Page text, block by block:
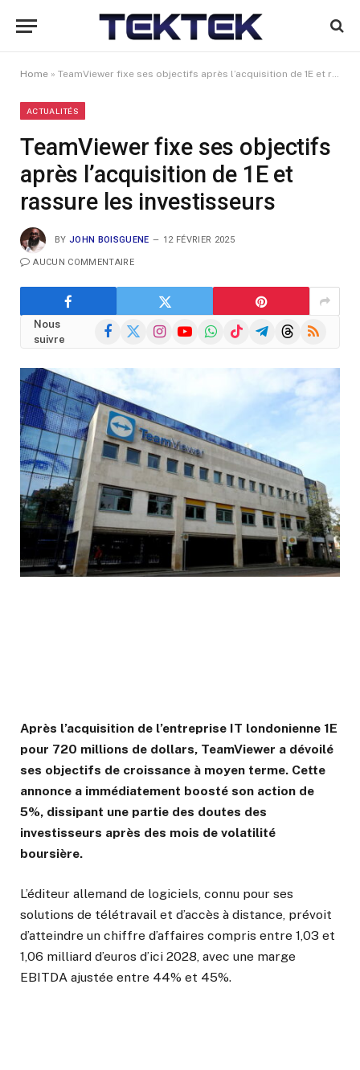
Home » TeamViewer fixe ses objectifs après l’acquisition de 1E et rassure les investisseurs
ACTUALITÉS
TeamViewer fixe ses objectifs
après l’acquisition de 1E et
rassure les investisseurs
BY JOHN BOISGUENE 12 FÉVRIER 2025
AUCUN COMMENTAIRE
Nous
suivre
Facebook
X
InstagramYouTubeWhatsAppTikTokTelegramThreads
RSS
Après l’acquisition de l’entreprise IT londonienne 1E
pour 720 millions de dollars, TeamViewer a dévoilé
ses objectifs de croissance à moyen terme. Cette
annonce a immédiatement boosté son action de
5%, dissipant une partie des doutes des
investisseurs après des mois de volatilité
boursière.
L’éditeur allemand de logiciels, connu pour ses
solutions de télétravail et d’accès à distance, prévoit
d’atteindre un chiffre d’affaires compris entre 1,03 et
1,06 milliard d’euros d’ici 2028, avec une marge
EBITDA ajustée entre 44% et 45%.